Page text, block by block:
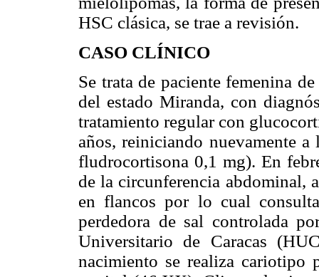
HSC clásica, se trae a revisión.
CASO CLÍNICO
Se trata de paciente femenina
del estado Miranda, con
tratamiento regular con
años, reiniciando nuevamente
fludrocortisona 0,1 mg). En
de la circunferencia abdominal,
en flancos por lo cual
perdedora de sal controlada
Universitario de Caracas
nacimiento se realiza cariotipo